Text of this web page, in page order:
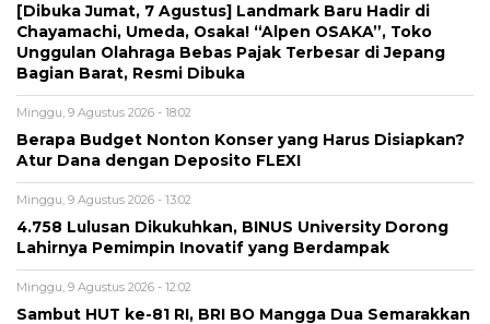
[Dibuka Jumat, 7 Agustus] Landmark Baru Hadir di
Chayamachi, Umeda, Osaka! “Alpen OSAKA”, Toko
Unggulan Olahraga Bebas Pajak Terbesar di Jepang
Bagian Barat, Resmi Dibuka
Minggu, 9 Agustus 2026 - 18:02
Berapa Budget Nonton Konser yang Harus Disiapkan?
Atur Dana dengan Deposito FLEXI
Minggu, 9 Agustus 2026 - 13:02
4.758 Lulusan Dikukuhkan, BINUS University Dorong
Lahirnya Pemimpin Inovatif yang Berdampak
Minggu, 9 Agustus 2026 - 12:02
Sambut HUT ke-81 RI, BRI BO Mangga Dua Semarakkan